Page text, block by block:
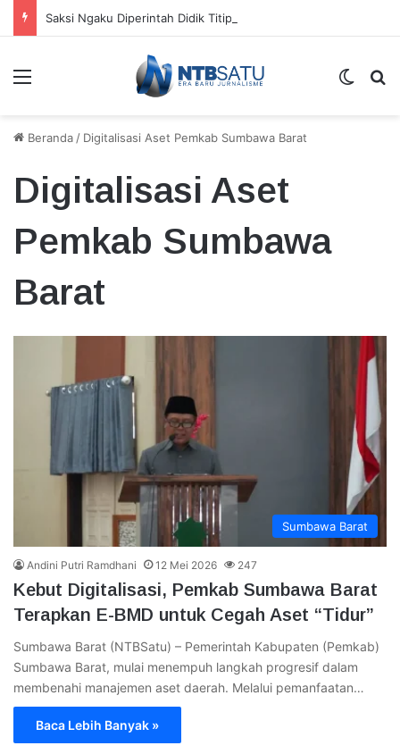
Menu
Beranda / Digitalisasi Aset Pemkab Sumbawa Barat
Digitalisasi Aset
Pemkab Sumbawa
Barat
Sumbawa Barat
Andini Putri Ramdhani 12 Mei 2026 247
Kebut Digitalisasi, Pemkab Sumbawa Barat
Terapkan E-BMD untuk Cegah Aset “Tidur”
Sumbawa Barat (NTBSatu) – Pemerintah Kabupaten (Pemkab)
Sumbawa Barat, mulai menempuh langkah progresif dalam
membenahi manajemen aset daerah. Melalui pemanfaatan…
Baca Lebih Banyak »